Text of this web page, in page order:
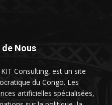
Nous
Consulting, est un site
du Congo. Les
artificielles spécialisées,